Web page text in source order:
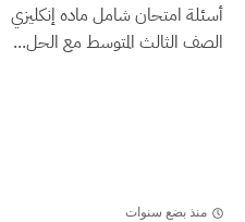
أسئلة امتحان شامل ماده إنكليزي
الصف الثالث المتوسط مع الحل...
منذ بضع سنوات